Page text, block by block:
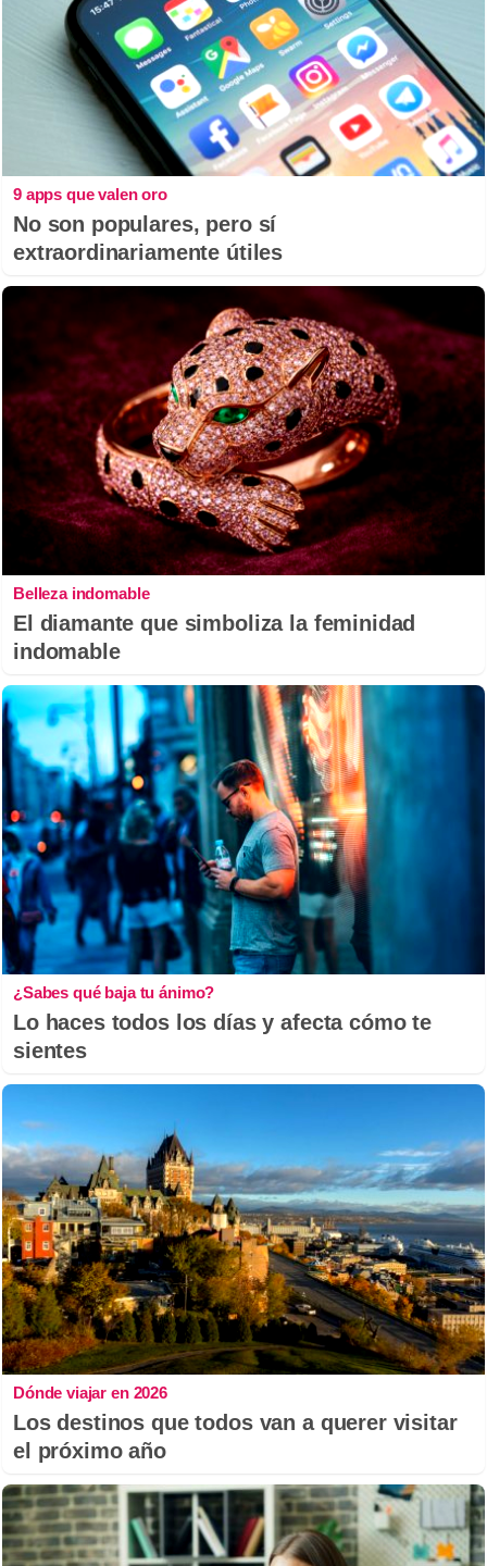
9 apps que valen oro
No son populares, pero sí
extraordinariamente útiles
Belleza indomable
El diamante que simboliza la feminidad
indomable
¿Sabes qué baja tu ánimo?
Lo haces todos los días y afecta cómo te
sientes
Dónde viajar en 2026
Los destinos que todos van a querer visitar
el próximo año